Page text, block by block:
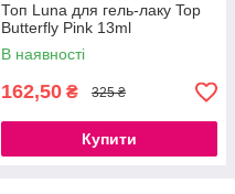
Топ Luna для гель-лаку Top
Butterfly Pink 13ml
В наявності
162,50 ₴ 325 ₴
Купити